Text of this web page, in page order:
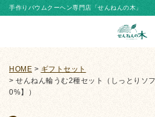
手作りバウムクーヘン専門店「せんねんの木」
HOME
ギフトセット
せんねん輪うむ2種セット（しっとりソ
0%】）